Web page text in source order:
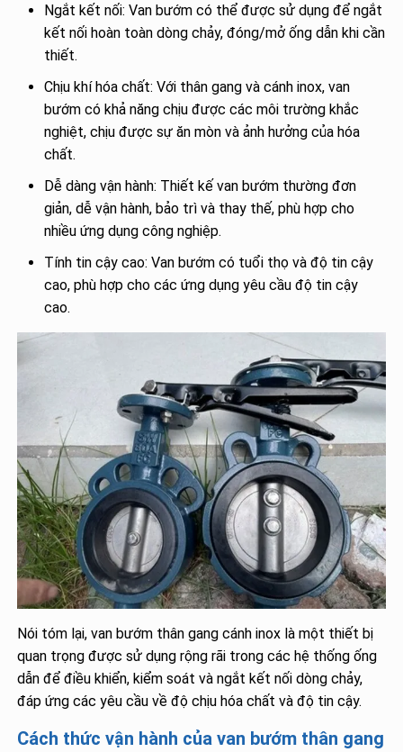
Ngắt kết nối: Van bướm có thể được sử dụng để ngắt
kết nối hoàn toàn dòng chảy, đóng/mở ống dẫn khi cần
thiết.
Chịu khí hóa chất: Với thân gang và cánh inox, van
bướm có khả năng chịu được các môi trường khắc
nghiệt, chịu được sự ăn mòn và ảnh hưởng của hóa
chất.
Dễ dàng vận hành: Thiết kế van bướm thường đơn
giản, dễ vận hành, bảo trì và thay thế, phù hợp cho
nhiều ứng dụng công nghiệp.
Tính tin cậy cao: Van bướm có tuổi thọ và độ tin cậy
cao, phù hợp cho các ứng dụng yêu cầu độ tin cậy
cao.
Nói tóm lại, van bướm thân gang cánh inox là một thiết bị
quan trọng được sử dụng rộng rãi trong các hệ thống ống
dẫn để điều khiển, kiểm soát và ngắt kết nối dòng chảy,
đáp ứng các yêu cầu về độ chịu hóa chất và độ tin cậy.
Cách thức vận hành của van bướm thân gang